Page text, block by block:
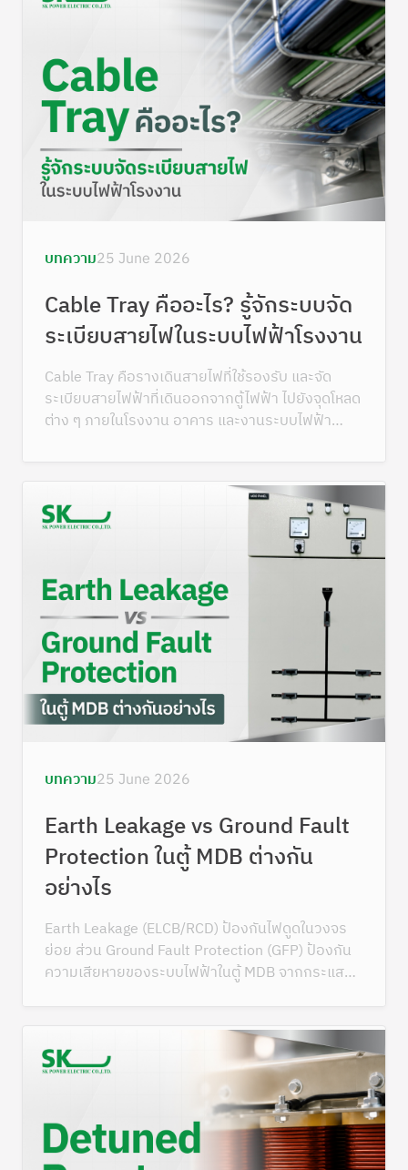
บทความ25 June 2026
Cable Tray คืออะไร? รู้จักระบบจัด
ระเบียบสายไฟในระบบไฟฟ้าโรงงาน
Cable Tray คือรางเดินสายไฟที่ใช้รองรับ และจัด
ระเบียบสายไฟฟ้าที่เดินออกจากตู้ไฟฟ้า ไปยังจุดโหลด
ต่าง ๆ ภายในโรงงาน อาคาร และงานระบบไฟฟ้า
บทความ25 June 2026
Earth Leakage vs Ground Fault
Protection ในตู้ MDB ต่างกัน
อย่างไร
Earth Leakage (ELCB/RCD) ป้องกันไฟดูดในวงจร
ย่อย ส่วน Ground Fault Protection (GFP) ป้องกัน
ความเสียหายของระบบไฟฟ้าในตู้ MDB จากกระแสรั่ว